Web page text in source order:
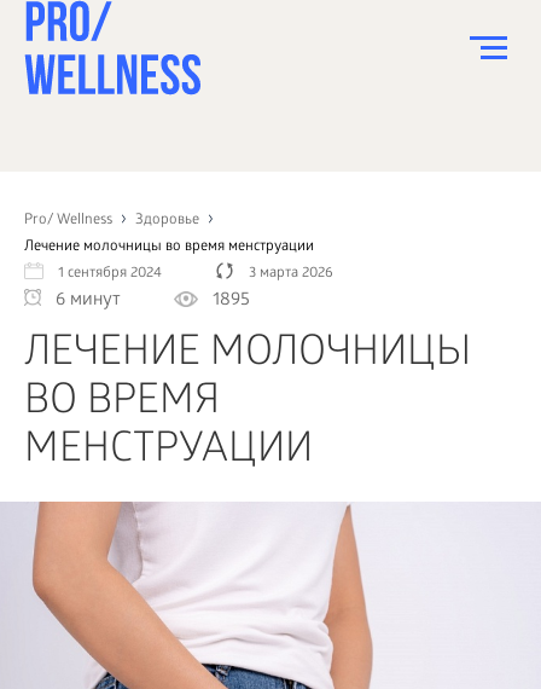
Pro/ Wellness
Здоровье
Лечение молочницы во время менструации
1 сентября 2024
3 марта 2026
6 минут 1895
ЛЕЧЕНИЕ МОЛОЧНИЦЫ
ВО ВРЕМЯ
МЕНСТРУАЦИИ
СПОРТ
ЗДОРОВЬЕ
КРАСОТА
ПСИХОЛОГИЯ
ДЕТИ
ДОМ
КАК?
БИЗНЕС